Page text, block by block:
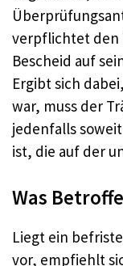
verpflichtet den
Bescheid auf
Ergibt sich
war, muss der
jedenfalls
ist, die auf der
Was
Liegt ein
vor, empfiehlt